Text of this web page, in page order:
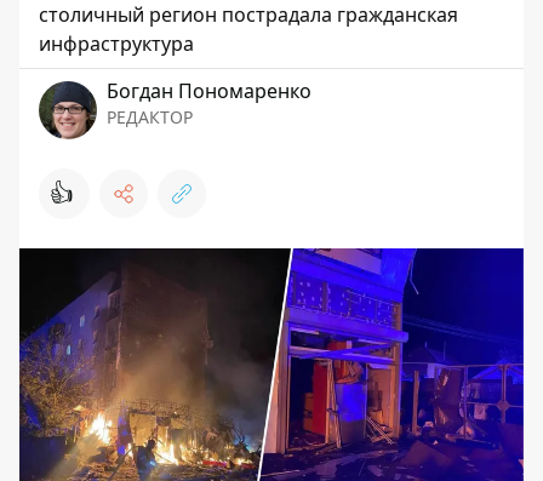
столичный регион пострадала гражданская
инфраструктура
Богдан Пономаренко
РЕДАКТОР
👍